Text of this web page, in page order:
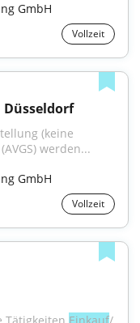
GmbH
Vollzeit
(keine
werden...
GmbH
Vollzeit